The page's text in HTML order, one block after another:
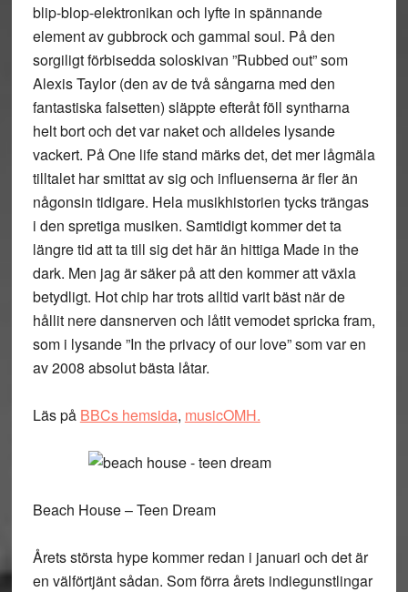
blip-blop-elektronikan och lyfte in spännande
element av gubbrock och gammal soul. På den
sorgiligt förbisedda soloskivan ”Rubbed out” som
Alexis Taylor (den av de två sångarna med den
fantastiska falsetten) släppte efteråt föll syntharna
helt bort och det var naket och alldeles lysande
vackert. På One life stand märks det, det mer lågmäla
tilltalet har smittat av sig och influenserna är fler än
någonsin tidigare. Hela musikhistorien tycks trängas
i den spretiga musiken. Samtidigt kommer det ta
längre tid att ta till sig det här än hittiga Made in the
dark. Men jag är säker på att den kommer att växla
betydligt. Hot chip har trots alltid varit bäst när de
hållit nere dansnerven och låtit vemodet spricka fram,
som i lysande ”In the privacy of our love” som var en
av 2008 absolut bästa låtar.
Läs på BBCs hemsida, musicOMH.
Beach House – Teen Dream
Årets största hype kommer redan i januari och det är
en välförtjänt sådan. Som förra årets indiegunstlingar